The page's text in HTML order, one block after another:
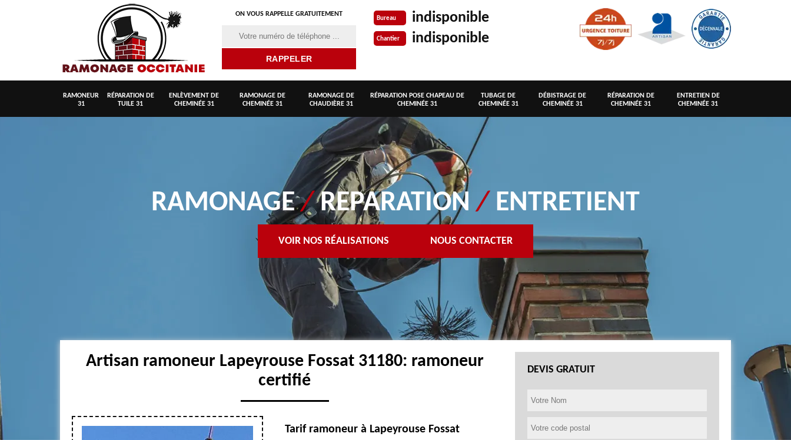
ON VOUS RAPPELLE GRATUITEMENT
Bureau indisponible
Chantier indisponible
RAMONEUR
31
RÉPARATION DE
TUILE 31
ENLÈVEMENT DE
CHEMINÉE 31
RAMONAGE DE
CHEMINÉE 31
RAMONAGE DE
CHAUDIÈRE 31
RÉPARATION POSE CHAPEAU DE
CHEMINÉE 31
TUBAGE DE
CHEMINÉE 31
DÉBISTRAGE DE
CHEMINÉE 31
RÉPARATION DE
CHEMINÉE 31
ENTRETIEN DE
CHEMINÉE 31
RAMONAGE/REPARATION/ ENTRETIENT
VOIR NOS RÉALISATIONS NOUS CONTACTER
Artisan ramoneur Lapeyrouse Fossat 31180: ramoneur
certifié
Tarif ramoneur à Lapeyrouse Fossat
DEVIS GRATUIT